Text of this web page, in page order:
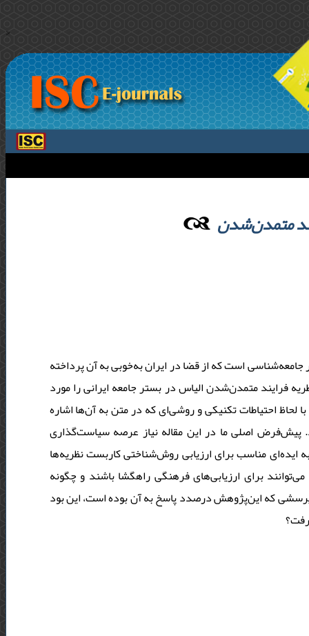
>
متمدن‌شدن
است که از قضا در ایران به‌خوبی به آن پرداخته
متمدن‌شدن الیاس در بستر جامعه ایرانی را مورد
با لحاظ احتیاطات تکنیکی و روشی‌ای که در متن به آن‌ها اشاره
پیش‌فرض اصلی ما در این مقاله نیاز عرصه سیاست‌گذاری
ایده‌ای مناسب برای ارزیابی روش‌شناختی کاربست نظریه‌ها
برای ارزیابی‌های فرهنگی راهگشا باشند و چگونه
پرسشی که این‌پژوهش درصدد پاسخ به آن بوده است، این بود